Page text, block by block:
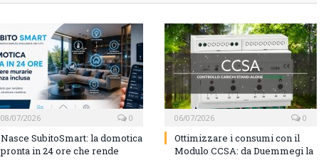
08/07/2026 0
Nasce SubitoSmart: la domotica
pronta in 24 ore che rende
06/07/2026 0
Ottimizzare i consumi con il
Modulo CCSA: da Duemmegi la